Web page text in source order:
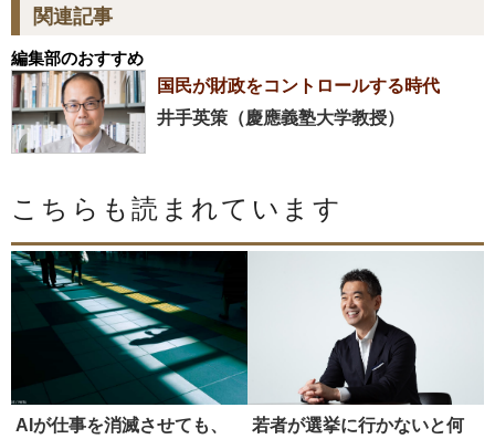
関連記事
編集部のおすすめ
国民が財政をコントロールする時代
井手英策（慶應義塾大学教授）
こちらも読まれています
AIが仕事を消滅させても、
若者が選挙に行かないと何